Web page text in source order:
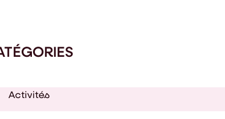
Activités